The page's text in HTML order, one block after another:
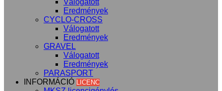
Válogatott
Eredmények
CYCLO-CROSS
Válogatott
Eredmények
GRAVEL
Válogatott
Eredmények
PARASPORT
INFORMÁCIÓ LICENC